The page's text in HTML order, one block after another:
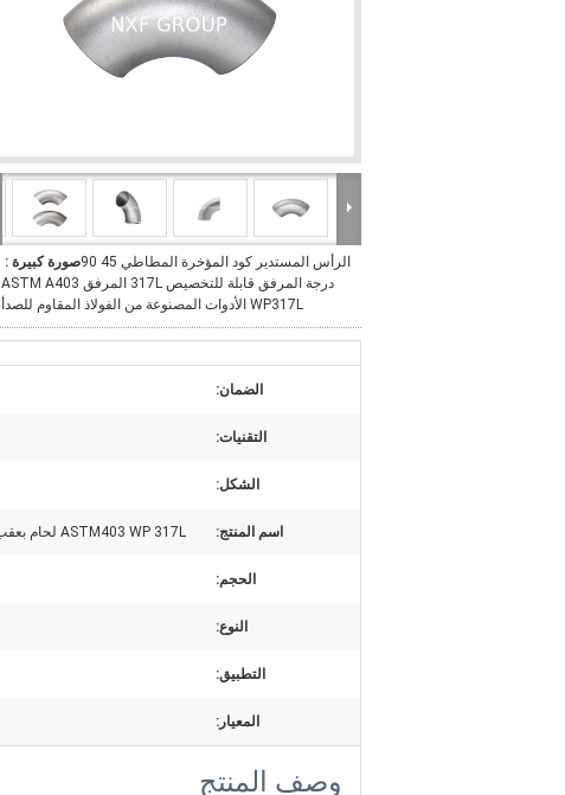
صورة كبيرة :الرأس المستدير كود المؤخرة المطاطي 45 90
درجة المرفق قابلة للتخصيص 317L المرفق ASTM A403
WP317L الأدوات المصنوعة من الفولاذ المقاوم للصدأ
الضمان:
التقنيات:
الشكل:
اسم المنتج: ASTM403 WP 317L لحام بعقب غير ملحوم 45 90 درجة الكوع
الحجم:
النوع:
التطبيق:
المعيار:
وصف المنتج